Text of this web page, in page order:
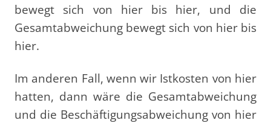
bewegt sich von hier bis hier, und die
Gesamtabweichung bewegt sich von hier bis
hier.
Im anderen Fall, wenn wir Istkosten von hier
hatten, dann wäre die Gesamtabweichung
und die Beschäftigungsabweichung von hier